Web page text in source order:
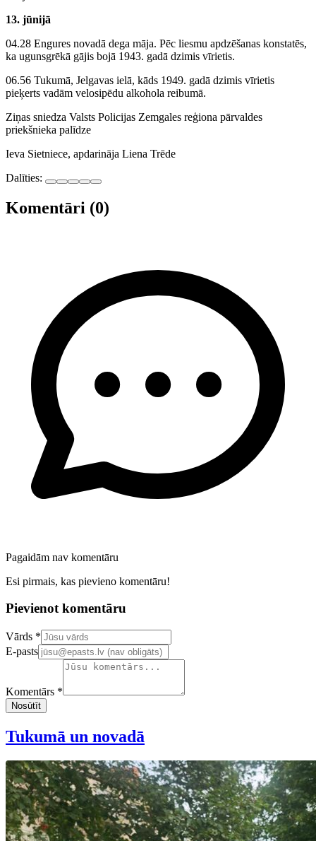
13. jūnijā
04.28 Engures novadā dega māja. Pēc liesmu apdzēšanas konstatēs,
ka ugunsgrēkā gājis bojā 1943. gadā dzimis vīrietis.
06.56 Tukumā, Jelgavas ielā, kāds 1949. gadā dzimis vīrietis
pieķerts vadām velosipēdu alkohola reibumā.
Ziņas sniedza Valsts Policijas Zemgales reģiona pārvaldes
priekšnieka palīdze
Ieva Sietniece, apdarināja Liena Trēde
Dalīties:
Komentāri (0)
Pagaidām nav komentāru
Esi pirmais, kas pievieno komentāru!
Pievienot komentāru
Confirm your email address
Vārds *
E-pasts
Komentārs *
Nosūtīt
Tukumā un novadā